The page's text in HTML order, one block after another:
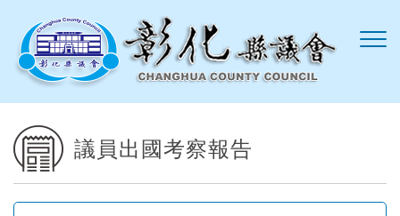
議員出國考察報告